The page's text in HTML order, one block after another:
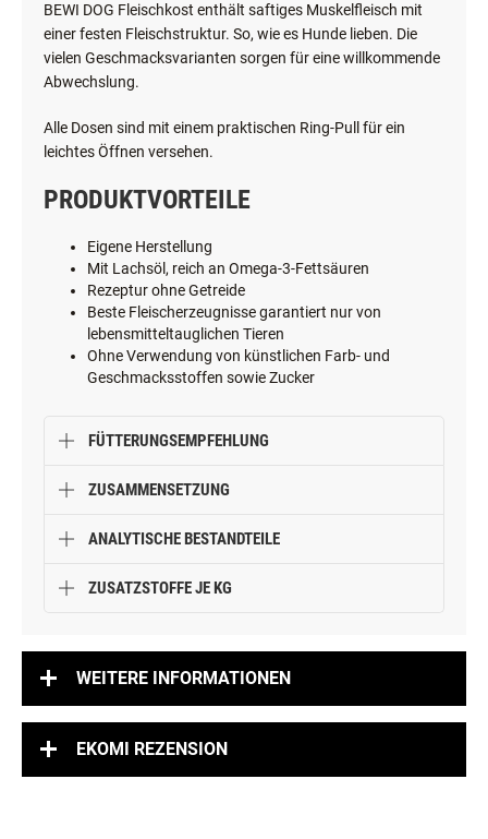
BEWI DOG Fleischkost enthält saftiges Muskelfleisch mit
einer festen Fleischstruktur. So, wie es Hunde lieben. Die
vielen Geschmacksvarianten sorgen für eine willkommende
Abwechslung.
Alle Dosen sind mit einem praktischen Ring-Pull für ein
leichtes Öffnen versehen.
PRODUKTVORTEILE
Eigene Herstellung
Mit Lachsöl, reich an Omega-3-Fettsäuren
Rezeptur ohne Getreide
Beste Fleischerzeugnisse garantiert nur von
lebensmitteltauglichen Tieren
Ohne Verwendung von künstlichen Farb- und
Geschmacksstoffen sowie Zucker
FÜTTERUNGSEMPFEHLUNG
ZUSAMMENSETZUNG
ANALYTISCHE BESTANDTEILE
ZUSATZSTOFFE JE KG
WEITERE INFORMATIONEN
EKOMI REZENSION